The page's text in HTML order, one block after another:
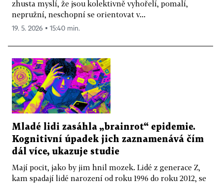
zhusta myslí, že jsou kolektivně vyhořelí, pomalí,
nepružní, neschopní se orientovat v...
19. 5. 2026 ▪ 15:40 min.
Mladé lidi zasáhla „brainrot“ epidemie.
Kognitivní úpadek jich zaznamenává čím
dál více, ukazuje studie
Mají pocit, jako by jim hnil mozek. Lidé z generace Z,
kam spadají lidé narození od roku 1996 do roku 2012, se